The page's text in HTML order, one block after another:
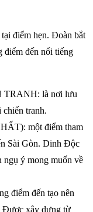
điểm hẹn. Đoàn bắt
điểm đến nổi tiếng
là nơi lưu
tranh.
một điểm tham
Sài Gòn. Dinh Độc
ngụ ý mong muốn về
điểm đến tạo nên
Được xây dựng từ